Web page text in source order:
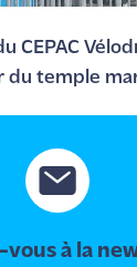
CEPAC
temple
vous à la